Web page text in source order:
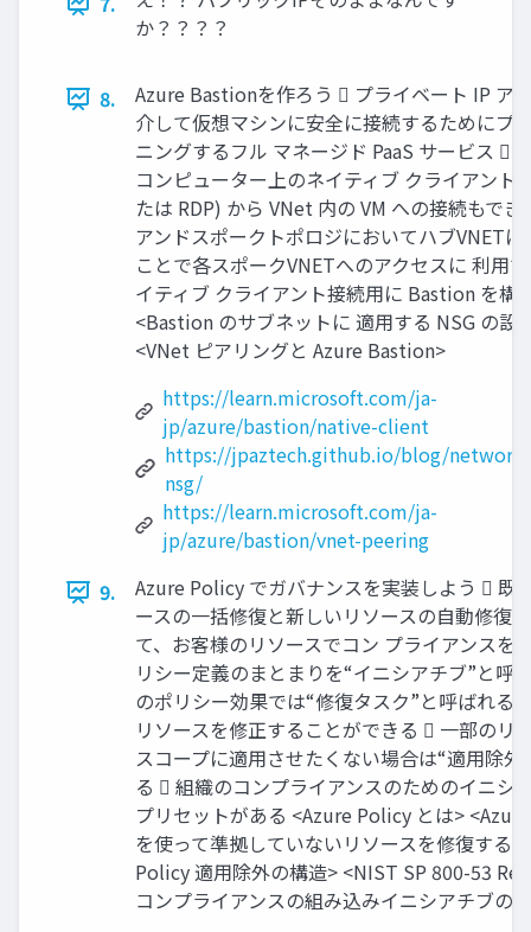
か？？？？
8.
Azure Bastionを作ろう  プライベート IP ア
介して仮想マシンに安全に接続するためにプ
ニングするフル マネージド PaaS サービス 
コンピューター上のネイティブ クライアント
たは RDP) から VNet 内の VM への接続もでき
アンドスポークトポロジにおいてハブVNETに
ことで各スポークVNETへのアクセスに 利用
イティブ クライアント接続用に Bastion を構
<Bastion のサブネットに 適用する NSG の設
<VNet ピアリングと Azure Bastion>
https://learn.microsoft.com/ja-
jp/azure/bastion/native-client
https://jpaztech.github.io/blog/
nsg/
https://learn.microsoft.com/ja-
jp/azure/bastion/vnet-peering
9.
Azure Policy でガバナンスを実装しよう  既
ースの一括修復と新しいリソースの自動修復
て、お客様のリソースでコン プライアンスを
リシー定義のまとまりを“イニシアチブ”と呼
のポリシー効果では“修復タスク”と呼ばれる
リソースを修正することができる  一部のリ
スコープに適用させたくない場合は“適用除外
る  組織のコンプライアンスのためのイニシ
プリセットがある <Azure Policy とは>
を使って準拠していないリソースを修復する>
Policy 適用除外の構造> <NIST SP 800-53
コンプライアンスの組み込みイニシアチブの